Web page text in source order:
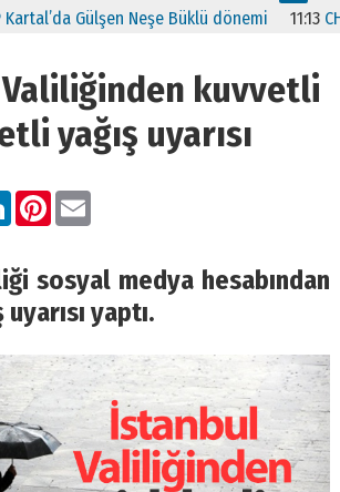
Gülşen Neşe Büklü dönemi 11:13
kuvvetli
yağış uyarısı
LinkedIn
Pinterest
Email
sosyal medya hesabından
yaptı.